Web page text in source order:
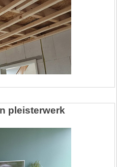
pleisterwerk